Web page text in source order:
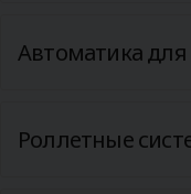
Автоматика
Роллетные